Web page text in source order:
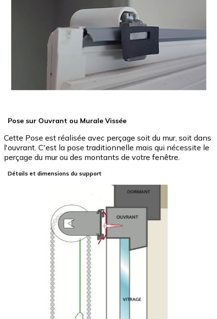
Pose sur Ouvrant ou Murale Vissée
Cette Pose est réalisée avec perçage soit du mur, soit dans
l'ouvrant. C'est la pose traditionnelle mais qui nécessite le
perçage du mur ou des montants de votre fenêtre.
Détails et dimensions du support